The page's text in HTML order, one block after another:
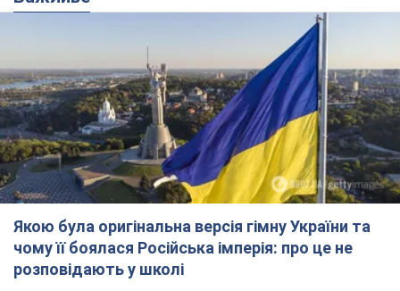
Якою була оригінальна версія гімну України та
чому її боялася Російська імперія: про це не
розповідають у школі